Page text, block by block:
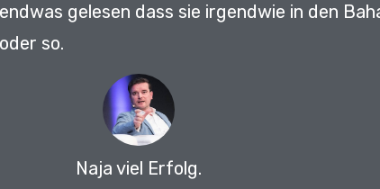
gelesen dass sie irgendwie in den
so.
Naja viel Erfolg.